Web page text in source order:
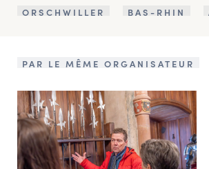
ORSCHWILLER
BAS-RHIN
PAR LE MÊME ORGANISATEUR